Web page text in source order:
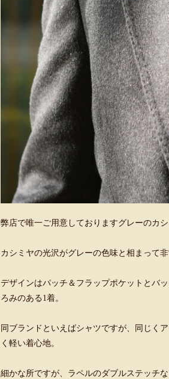
弊店で唯一ご用意しておりますグレーのカ
カシミヤの光沢がグレーの色味と相まって
デザインはパッチ＆フラップポケットとバ
ろみのある1着。
同ブランドといえばシャツですが、同じく
く軽い着心地。
細かな所ですが、ラペルのダブルステッチ